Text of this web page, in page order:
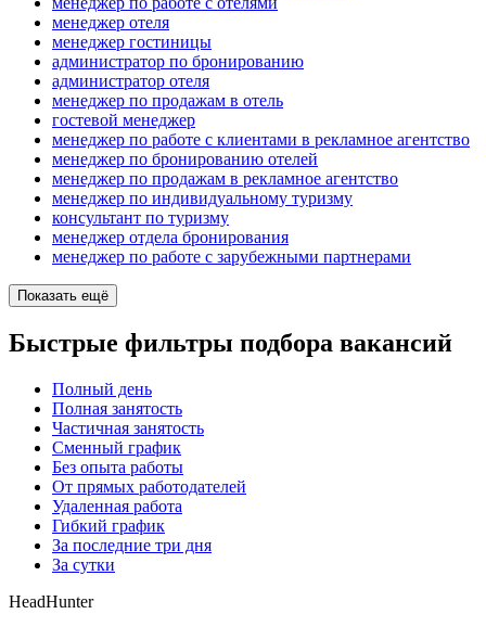
менеджер отеля
менеджер гостиницы
администратор по бронированию
администратор отеля
менеджер по продажам в отель
гостевой менеджер
менеджер по работе с клиентами в рекламное агентство
менеджер по бронированию отелей
менеджер по продажам в рекламное агентство
менеджер по индивидуальному туризму
консультант по туризму
менеджер отдела бронирования
менеджер по работе с зарубежными партнерами
Показать ещё
Быстрые фильтры подбора вакансий
Полный день
Полная занятость
Частичная занятость
Сменный график
Без опыта работы
От прямых работодателей
Удаленная работа
Гибкий график
За последние три дня
За сутки
HeadHunter